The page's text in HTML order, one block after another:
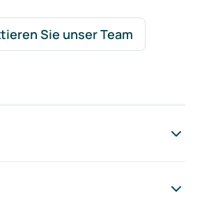
Sie unser Team